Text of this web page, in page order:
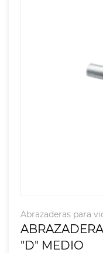
Abrazaderas para
"D" MEDIO